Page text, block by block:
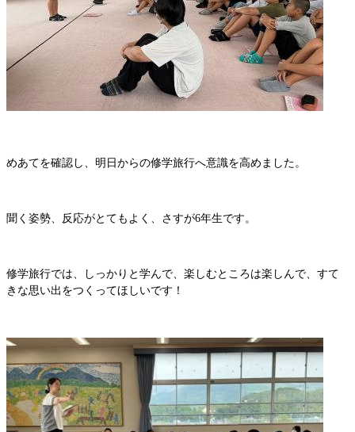
めあてを確認し、明日からの修学旅行へ意識を高めました。
聞く姿勢、反応がとてもよく、さすが6年生です。
修学旅行では、しっかりと学んで、楽しむところは楽しんで、すて
きな思い出をつくってほしいです！